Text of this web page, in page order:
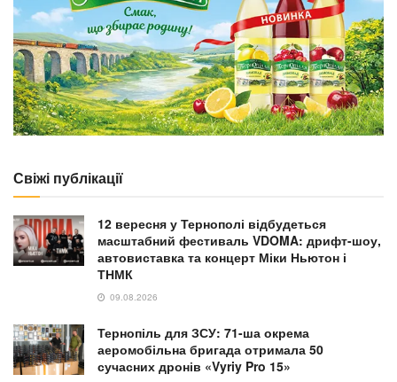
Свіжі публікації
12 вересня у Тернополі відбудеться
масштабний фестиваль VDOMA: дрифт-шоу,
автовиставка та концерт Міки Ньютон і
ТНМК
09.08.2026
Тернопіль для ЗСУ: 71-ша окрема
аеромобільна бригада отримала 50
сучасних дронів «Vyriy Pro 15»